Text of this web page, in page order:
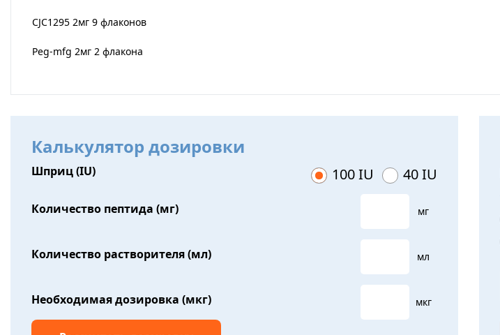
CJC1295 2мг 9 флаконов
Peg-mfg 2мг 2 флакона
Калькулятор дозировки
Шприц (IU) 100 IU 40 IU
Количество пептида (мг) мг
Количество растворителя (мл) мл
Необходимая дозировка (мкг) мкг